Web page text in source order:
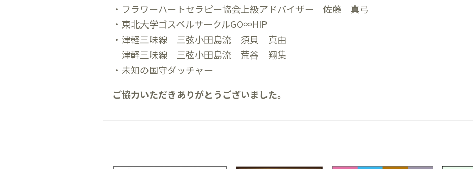
・フラワーハートセラピー協会上級アドバイザー 佐藤 真弓
・東北大学ゴスペルサークルGO∞HIP
・津軽三味線 三弦小田島流 須貝 真由
津軽三味線 三弦小田島流 荒谷 翔集
・未知の国守ダッチャー
ご協力いただきありがとうございました。